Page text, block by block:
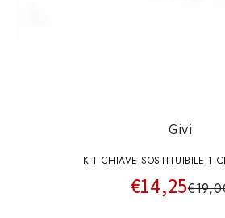
Givi
KIT CHIAVE SOSTITUIBILE 1
€14,25